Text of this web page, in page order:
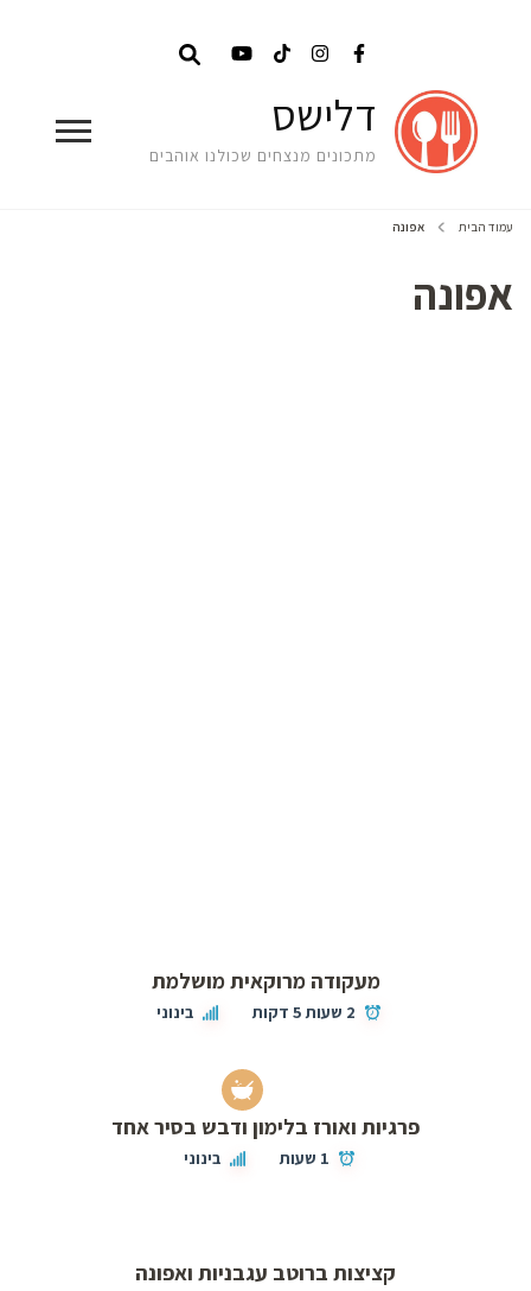
דלישס
מתכונים מנצחים שכולנו אוהבים
עמוד הבית אפונה
אפונה
מעקודה מרוקאית מושלמת
2 שעות 5 דקות בינוני
פרגיות ואורז בלימון ודבש בסיר אחד
1 שעות בינוני
קציצות ברוטב עגבניות ואפונה